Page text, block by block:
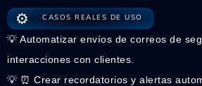
⚙️ CASOS REALES DE USO
💡 Automatizar envíos de correos de
interacciones con clientes.
💡 ⏰ Crear recordatorios y alertas